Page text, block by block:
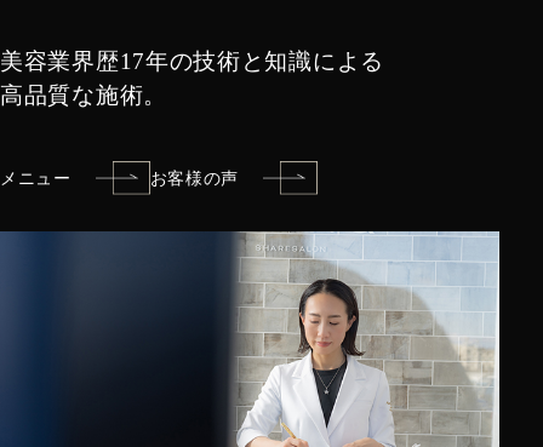
美容業界歴17年の技術と知識による
​​​​​​​高品質な施術。
メニュー お客様の声